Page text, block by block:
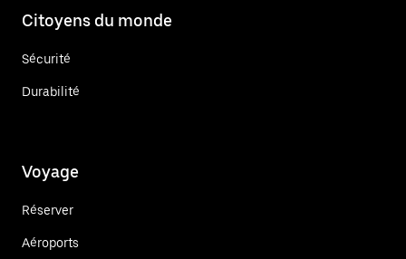
Citoyens du monde
Sécurité
Durabilité
Voyage
Réserver
Aéroports